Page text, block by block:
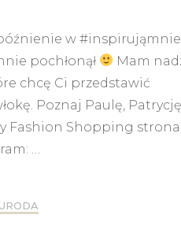
w
pochłonął
Mam
chcę Ci przedstawić
Poznaj Paulę,
Fashion Shopping
…
URODA